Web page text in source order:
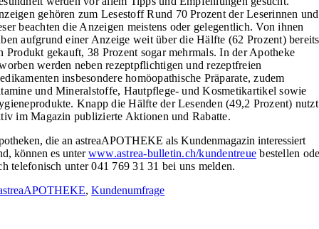
gehören zum LesestoffRund 70 Prozent der Leserinnen und
beachten die Anzeigen meistens oder gelegentlich. Von ihnen
aufgrund einer Anzeige weit über die Hälfte (62 Prozent) bereits
Produkt gekauft, 38 Prozent sogar mehrmals. In der Apotheke
werden neben rezeptpflichtigen und rezeptfreien
insbesondere homöopathische Präparate, zudem
und Mineralstoffe, Hautpflege- und Kosmetikartikel sowie
Knapp die Hälfte der Lesenden (49,2 Prozent) nutzt
im Magazin publizierte Aktionen und Rabatte.
die an astreaAPOTHEKE als Kundenmagazin interessiert
können es unterwww.astrea-bulletin.ch/kundentreue bestellen
telefonisch unter 041 769 31 31 bei uns melden.
,Kundenumfrage